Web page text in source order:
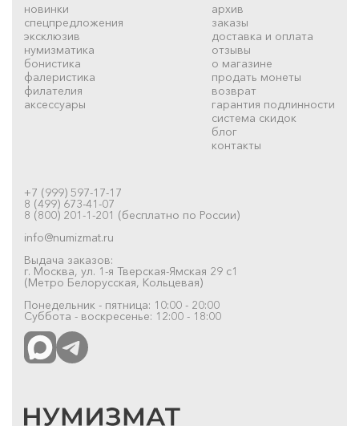
новинки
спецпредложения
эксклюзив
нумизматика
бонистика
фалеристика
филателия
аксессуары
архив
заказы
доставка и оплата
отзывы
о магазине
продать монеты
возврат
гарантия подлинности
система скидок
блог
контакты
+7 (999) 597-17-17
8 (499) 673-41-07
8 (800) 201-1-201 (бесплатно по России)
info@numizmat.ru
Выдача заказов:
г. Москва, ул. 1-я Тверская-Ямская 29 с1
(Метро Белорусская, Кольцевая)
Понедельник - пятница: 10:00 - 20:00
Суббота - воскресенье: 12:00 - 18:00